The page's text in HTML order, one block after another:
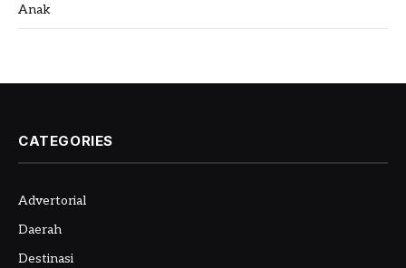
Anak
CATEGORIES
Advertorial
Daerah
Destinasi